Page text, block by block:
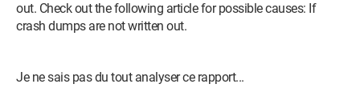
out. Check out the following article for possible causes: If
crash dumps are not written out.
Je ne sais pas du tout analyser ce rapport...